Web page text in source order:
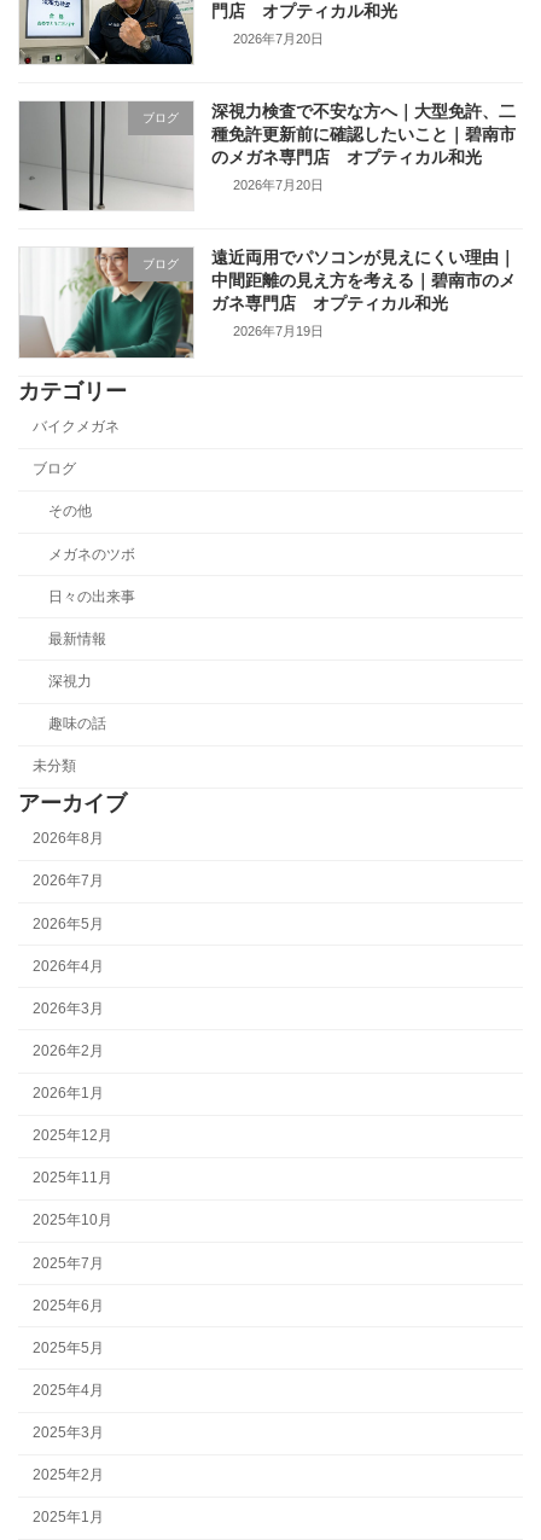
門店 オプティカル和光
2026年7月20日
ブログ
深視力検査で不安な方へ｜大型免許、二
種免許更新前に確認したいこと｜碧南市
のメガネ専門店 オプティカル和光
2026年7月20日
ブログ
遠近両用でパソコンが見えにくい理由｜
中間距離の見え方を考える｜碧南市のメ
ガネ専門店 オプティカル和光
2026年7月19日
カテゴリー
バイクメガネ
ブログ
その他
メガネのツボ
日々の出来事
最新情報
深視力
趣味の話
未分類
アーカイブ
2026年8月
2026年7月
2026年5月
2026年4月
2026年3月
2026年2月
2026年1月
2025年12月
2025年11月
2025年10月
2025年7月
2025年6月
2025年5月
2025年4月
2025年3月
2025年2月
2025年1月